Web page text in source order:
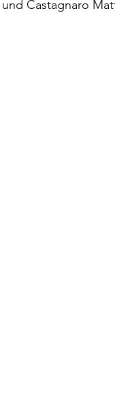
und Castagnaro